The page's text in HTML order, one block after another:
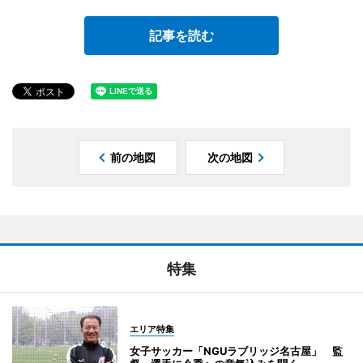
記事を読む
前の地図 次の地図
特集
エリア特集
女子サッカー「NGUラブリッジ名古屋」 監